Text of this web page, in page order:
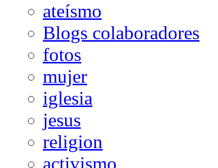
ateísmo
Blogs colaboradores
fotos
mujer
iglesia
jesus
religion
activismo